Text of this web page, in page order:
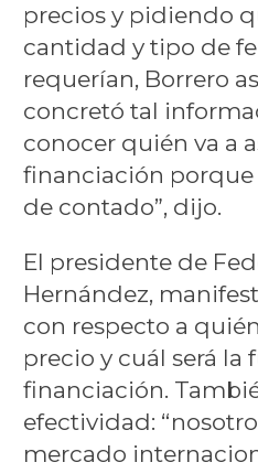
precios y pidiendo
cantidad y tipo de
requerían, Borrero
concretó tal
conocer quién va a
financiación porque
de contado”, dijo.
El presidente de
Hernández,
con respecto a
precio y cuál será la
financiación.
efectividad:
mercado